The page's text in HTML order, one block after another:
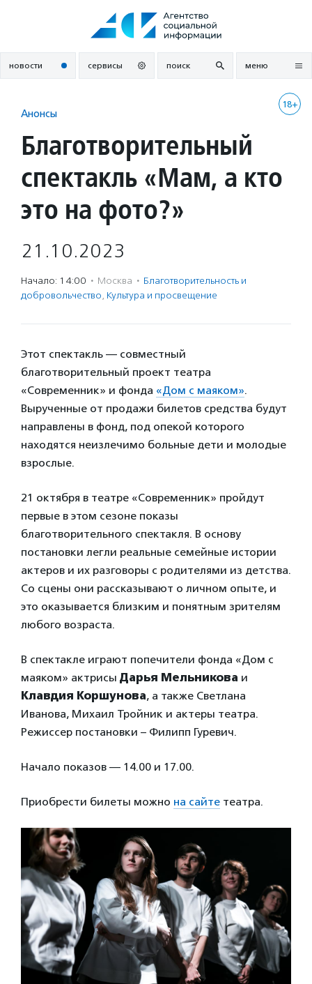
новости сервисы поиск меню
18+
Анонсы
Благотворительный
спектакль «Мам, а кто
это на фото?»
21.10.2023
Начало: 14:00 · Москва · Благотвори­тель­ность и
доброволь­чест­во, Культура и просвещение
Этот спектакль — совместный
благотворительный проект театра
«Современник» и фонда «Дом с маяком».
Вырученные от продажи билетов средства будут
направлены в фонд, под опекой которого
находятся неизлечимо больные дети и молодые
взрослые.
21 октября в театре «Современник» пройдут
первые в этом сезоне показы
благотворительного спектакля. В основу
постановки легли реальные семейные истории
актеров и их разговоры с родителями из детства.
Со сцены они рассказывают о личном опыте, и
это оказывается близким и понятным зрителям
любого возраста.
В спектакле играют попечители фонда «Дом с
маяком» актрисы Дарья Мельникова и
Клавдия Коршунова, а также Светлана
Иванова, Михаил Тройник и актеры театра.
Режиссер постановки – Филипп Гуревич.
Начало показов — 14.00 и 17.00.
Приобрести билеты можно на сайте театра.